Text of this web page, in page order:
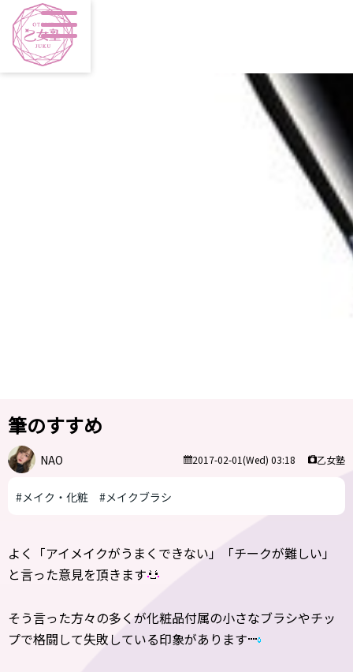
筆のすすめ
NAO 2017-02-01(Wed) 03:18 乙女塾
#メイク・化粧 #メイクブラシ
よく「アイメイクがうまくできない」「チークが難しい」
と言った意見を頂きます
そう言った方々の多くが化粧品付属の小さなブラシやチッ
プで格闘して失敗している印象があります